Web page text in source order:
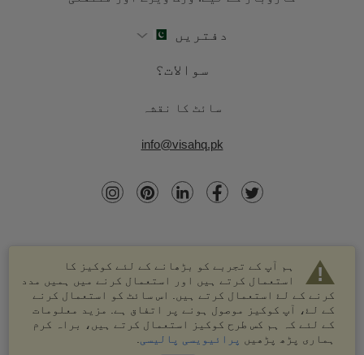
ہم آپ کے تجربے کو بڑھانے کے لئے کوکیز کا
استعمال کرتے ہیں اور استعمال کرنے میں ہمیں مدد
کرنے کے لۓ استعمال کرتے ہیں. اس سائٹ کو استعمال کرنے
کے لۓ، آپ کوکیز موصول ہونے پر اتفاق ہے. مزید معلومات
کے لئے کہ ہم کس طرح کوکیز استعمال کرتے ہیں، براہ کرم
ہماری پڑھ پڑھیں
پرائیویسی پالیسی
دفتریں
سوالات؟
سائٹ کا نقشہ
info@visahq.pk
© 2003-2026 VisaHQ.com، انک. تمام حقوق محفوظ ہیں۔